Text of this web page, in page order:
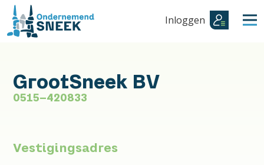
Inloggen
GrootSneek BV
0515-420833
Vestigingsadres